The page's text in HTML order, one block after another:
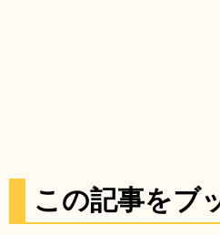
この記事をブ